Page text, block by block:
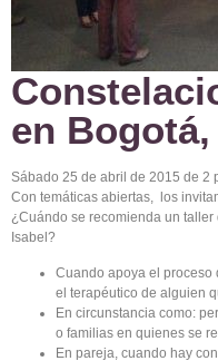
en
Sábado 25 de abril de 2015 de 2
Con temáticas abiertas, los
¿Cuándo se recomienda un taller
Isabel?
Cuando apoya el proceso
el terapéutico de alguien
En circunstancia como:
o familias en quienes se
En pareja, cuando hay